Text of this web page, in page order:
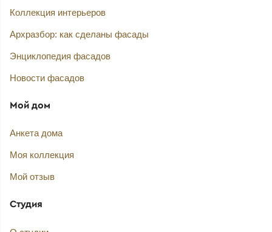
Коллекция интерьеров
Архразбор: как сделаны фасады
Энциклопедия фасадов
Новости фасадов
Мой дом
Анкета дома
Моя коллекция
Мой отзыв
Студия